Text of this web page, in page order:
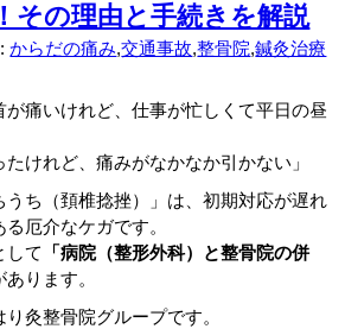
その理由と手続きを解説
からだの痛み,交通事故,整骨院,鍼灸治療
が痛いけれど、仕事が忙しくて平日の昼
たけれど、痛みがなかなか引かない」
うち（頚椎捻挫）」は、初期対応が遅れ
る厄介なケガです。
して
「病院（整形外科）と整骨院の併
ります。
灸整骨院グループです。